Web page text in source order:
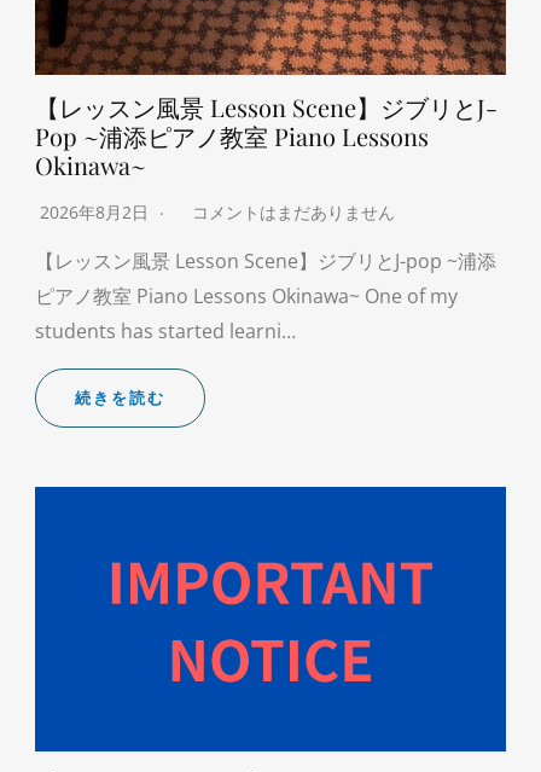
【レッスン風景 Lesson Scene】ジブリとJ-
Pop ~浦添ピアノ教室 Piano Lessons
Okinawa~
2026年8月2日 コメントはまだありません
【レッスン風景 Lesson Scene】ジブリとJ-pop ~浦添
ピアノ教室 Piano Lessons Okinawa~ One of my
students has started learni…
続きを読む